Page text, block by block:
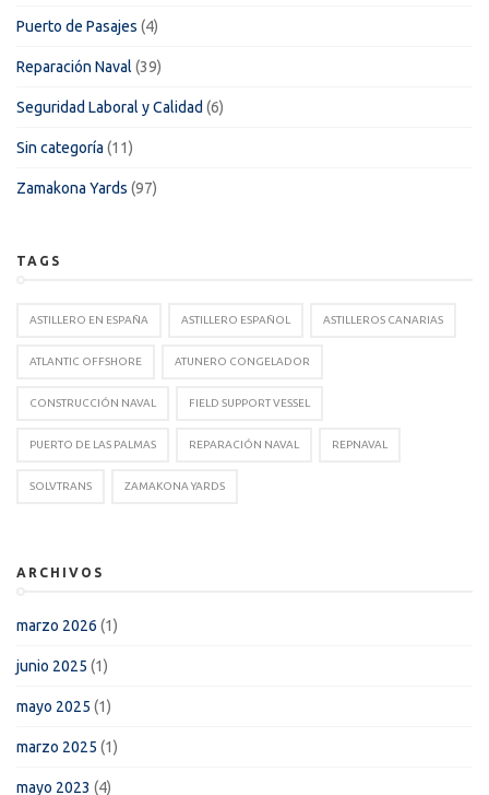
Puerto de Pasajes (4)
Reparación Naval (39)
Seguridad Laboral y Calidad (6)
Sin categoría (11)
Zamakona Yards (97)
TAGS
ASTILLERO EN ESPAÑA ASTILLERO ESPAÑOL ASTILLEROS CANARIAS
ATLANTIC OFFSHORE ATUNERO CONGELADOR
CONSTRUCCIÓN NAVAL FIELD SUPPORT VESSEL
PUERTO DE LAS PALMAS REPARACIÓN NAVAL REPNAVAL
SOLVTRANS ZAMAKONA YARDS
ARCHIVOS
marzo 2026 (1)
junio 2025 (1)
mayo 2025 (1)
marzo 2025 (1)
mayo 2023 (4)